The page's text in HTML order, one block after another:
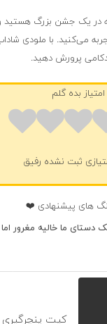
در یک جشن بزرگ هستید
می‌کنید. با ملودی
پرورش دهید.
امتیاز بده گلم
ثبت نشده رفیق
های پیشنهادی ❤️
دستای ما خالیه مغرور اما
کیت پنچرگیری